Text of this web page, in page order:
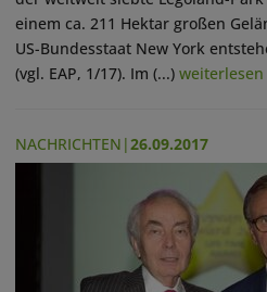
einem ca. 211 Hektar großen
US-Bundesstaat New York
(vgl. EAP, 1/17). Im (...) weiterlesen
NACHRICHTEN |26.09.2017